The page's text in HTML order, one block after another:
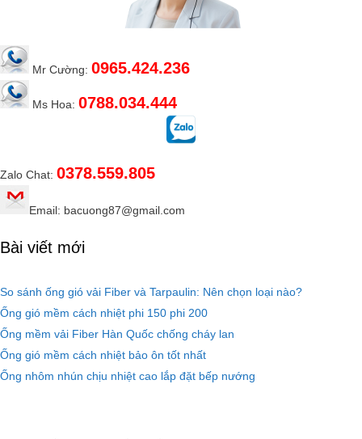
Mr Cường: 0965.424.236
Ms Hoa: 0788.034.444
Zalo Chat: 0378.559.805
Email: bacuong87@gmail.com
Bài viết mới
So sánh ống gió vải Fiber và Tarpaulin: Nên chọn loại nào?
Ống gió mềm cách nhiệt phi 150 phi 200
Ống mềm vải Fiber Hàn Quốc chống cháy lan
Ống gió mềm cách nhiệt bảo ôn tốt nhất
Ống nhôm nhún chịu nhiệt cao lắp đặt bếp nướng